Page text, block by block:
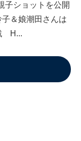
子ショットを公開
＆娘潮田さんは
H...